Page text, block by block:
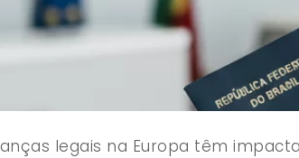
legais na Europa têm